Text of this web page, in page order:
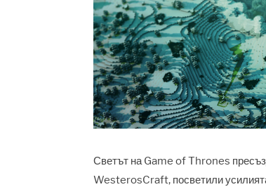
Светът на Game of Thrones
WesterosCraft, посветили